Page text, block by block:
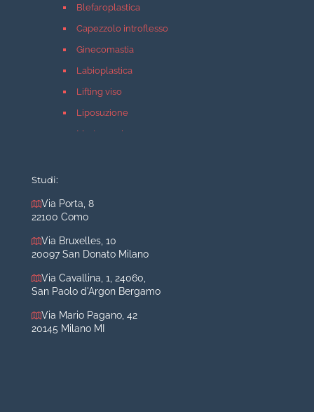
Blefaroplastica
Capezzolo introflesso
Ginecomastia
Labioplastica
Lifting viso
Liposuzione
Mastopessi
Rinoplastica
Medicina estetica Milano
Acido ialuronico viso
Aumento labbra
Filler
Studi:
Via Porta, 8
22100 Como
Via Bruxelles, 10
20097 San Donato Milano
Via Cavallina, 1, 24060,
San Paolo d'Argon Bergamo
Via Mario Pagano, 42
20145 Milano MI